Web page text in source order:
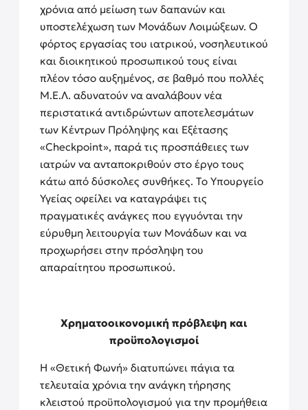
χρόνια από μείωση των δαπανών και
υποστελέχωση των Μονάδων Λοιμώξεων. Ο
φόρτος εργασίας του ιατρικού, νοσηλευτικού
και διοικητικού προσωπικού τους είναι
πλέον τόσο αυξημένος, σε βαθμό που πολλές
Μ.Ε.Λ. αδυνατούν να αναλάβουν νέα
περιστατικά αντιδρώντων αποτελεσμάτων
των Κέντρων Πρόληψης και Εξέτασης
«Checkpoint», παρά τις προσπάθειες των
ιατρών να ανταποκριθούν στο έργο τους
κάτω από δύσκολες συνθήκες. Το Υπουργείο
Υγείας οφείλει να καταγράψει τις
πραγματικές ανάγκες που εγγυόνται την
εύρυθμη λειτουργία των Μονάδων και να
προχωρήσει στην πρόσληψη του
απαραίτητου προσωπικού.
Χρηματοοικονομική πρόβλεψη και
προϋπολογισμοί
Η «Θετική Φωνή» διατυπώνει πάγια τα
τελευταία χρόνια την ανάγκη τήρησης
κλειστού προϋπολογισμού για την προμήθεια